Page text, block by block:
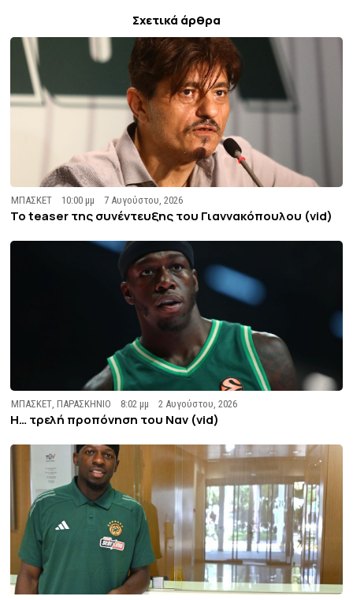
Σχετικά άρθρα
ΜΠΑΣΚΕΤ 10:00 μμ 7 Αυγούστου, 2026
To teaser της συνέντευξης του Γιαννακόπουλου (vid)
ΜΠΑΣΚΕΤ ,ΠΑΡΑΣΚΗΝΙΟ 8:02 μμ 2 Αυγούστου, 2026
Η… τρελή προπόνηση του Ναν (vid)